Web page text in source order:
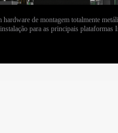
hardware de montagem totalmente
para as principais plataformas